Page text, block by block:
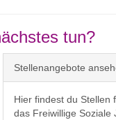
tun?
Stellenangebote
Hier findest du Stellen
das Freiwillige Soziale